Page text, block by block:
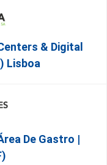
& Digital
Lisboa
De Gastro |